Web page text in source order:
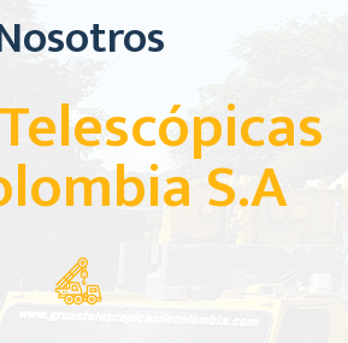
S.A​